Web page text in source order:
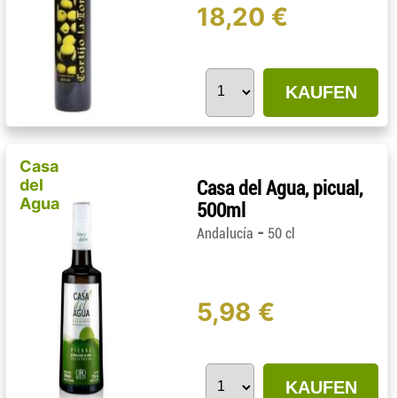
18,20 €
KAUFEN
Casa
del
Agua
Casa del Agua, picual,
500ml
Andalucía - 50 cl
5,98 €
KAUFEN